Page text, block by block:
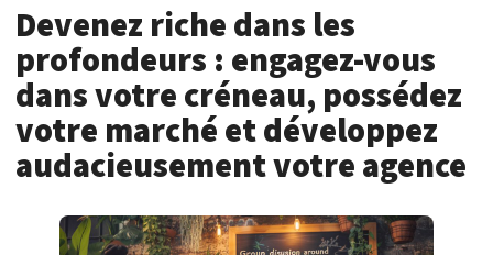
Devenez riche dans les
profondeurs : engagez-vous
dans votre créneau, possédez
votre marché et développez
audacieusement votre agence